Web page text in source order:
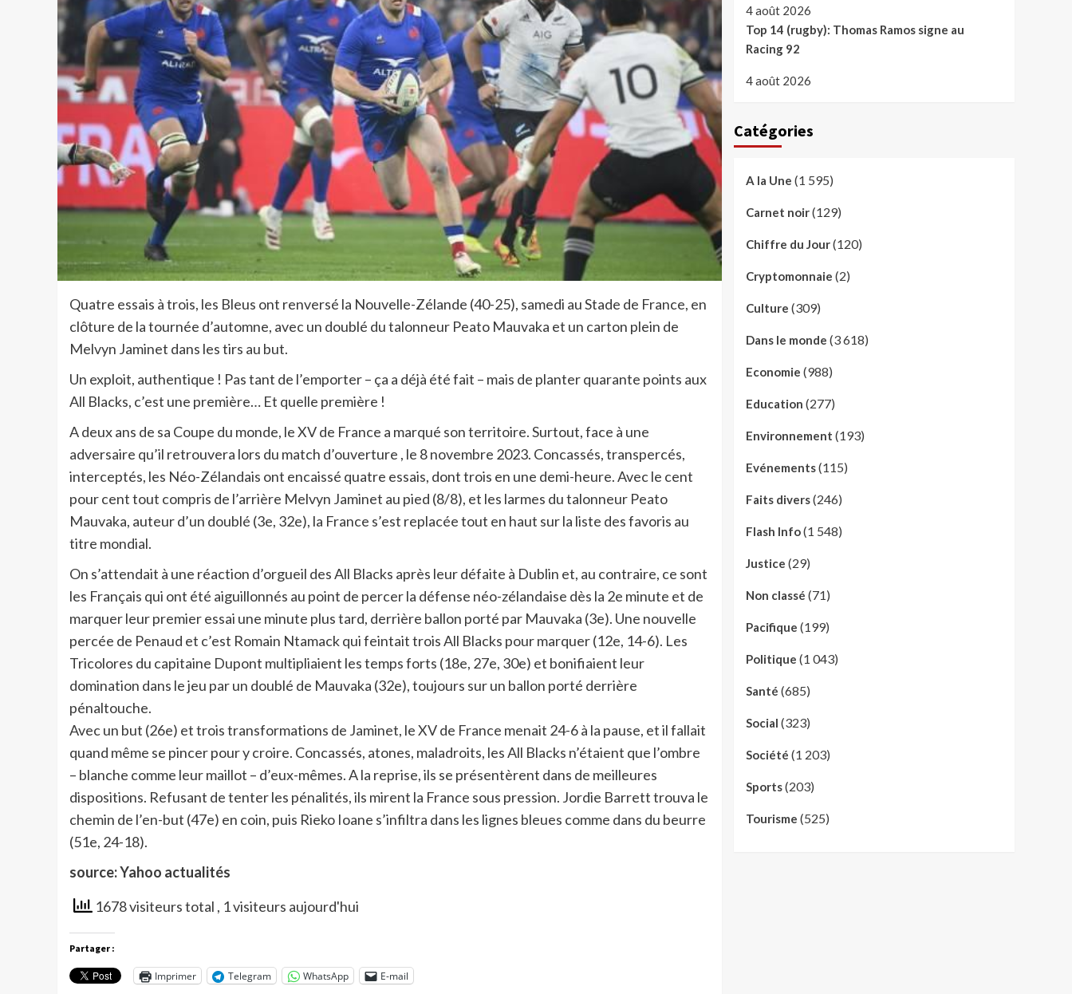
Quatre essais à trois, les Bleus ont renversé la Nouvelle-Zélande (40-25), samedi au Stade de France, en
clôture de la tournée d’automne, avec un doublé du talonneur Peato Mauvaka et un carton plein de
Melvyn Jaminet dans les tirs au but.
Un exploit, authentique ! Pas tant de l’emporter – ça a déjà été fait – mais de planter quarante points aux
All Blacks, c’est une première… Et quelle première !
A deux ans de sa Coupe du monde, le XV de France a marqué son territoire. Surtout, face à une
adversaire qu’il retrouvera lors du match d’ouverture , le 8 novembre 2023. Concassés, transpercés,
interceptés, les Néo-Zélandais ont encaissé quatre essais, dont trois en une demi-heure. Avec le cent
pour cent tout compris de l’arrière Melvyn Jaminet au pied (8/8), et les larmes du talonneur Peato
Mauvaka, auteur d’un doublé (3e, 32e), la France s’est replacée tout en haut sur la liste des favoris au
titre mondial.
On s’attendait à une réaction d’orgueil des All Blacks après leur défaite à Dublin et, au contraire, ce sont
les Français qui ont été aiguillonnés au point de percer la défense néo-zélandaise dès la 2e minute et de
marquer leur premier essai une minute plus tard, derrière ballon porté par Mauvaka (3e). Une nouvelle
percée de Penaud et c’est Romain Ntamack qui feintait trois All Blacks pour marquer (12e, 14-6). Les
Tricolores du capitaine Dupont multipliaient les temps forts (18e, 27e, 30e) et bonifiaient leur
domination dans le jeu par un doublé de Mauvaka (32e), toujours sur un ballon porté derrière
pénaltouche.
Avec un but (26e) et trois transformations de Jaminet, le XV de France menait 24-6 à la pause, et il fallait
quand même se pincer pour y croire. Concassés, atones, maladroits, les All Blacks n’étaient que l’ombre
– blanche comme leur maillot – d’eux-mêmes. A la reprise, ils se présentèrent dans de meilleures
dispositions. Refusant de tenter les pénalités, ils mirent la France sous pression. Jordie Barrett trouva le
chemin de l’en-but (47e) en coin, puis Rieko Ioane s’infiltra dans les lignes bleues comme dans du beurre
(51e, 24-18).
source: Yahoo actualités
1678 visiteurs total , 1 visiteurs aujourd'hui
Partager :
Imprimer Telegram WhatsApp E-mail
4 août 2026
Top 14 (rugby): Thomas Ramos signe au
Racing 92
4 août 2026
Catégories
A la Une (1 595)
Carnet noir(129)
Chiffre du Jour(120)
Cryptomonnaie (2)
Culture (309)
Dans le monde (3 618)
Economie (988)
Education (277)
Environnement (193)
Evénements(115)
Faits divers(246)
Flash Info(1 548)
Justice (29)
Non classé (71)
Pacifique (199)
Politique (1 043)
Santé (685)
Social (323)
Société (1 203)
Sports(203)
Tourisme (525)